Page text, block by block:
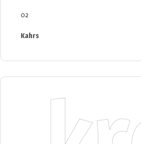
02
Kahrs